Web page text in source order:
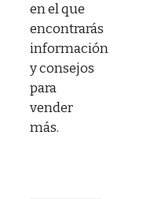
en el que
encontrarás
información
y consejos
para
vender
más.